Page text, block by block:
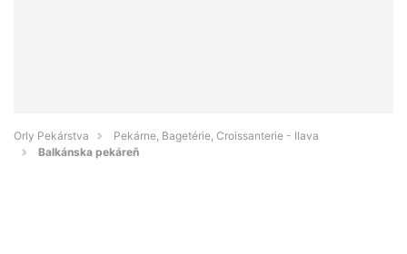
Orly Pekárstva
Pekárne, Bagetérie, Croissanterie - Ilava
Balkánska pekáreň